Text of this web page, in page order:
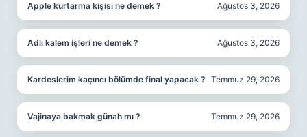
Apple kurtarma kişisi ne demek ? Ağustos 3, 2026
Adli kalem işleri ne demek ? Ağustos 3, 2026
Kardeslerim kaçıncı bölümde final yapacak ? Temmuz 29, 2026
Vajinaya bakmak günah mı ? Temmuz 29, 2026